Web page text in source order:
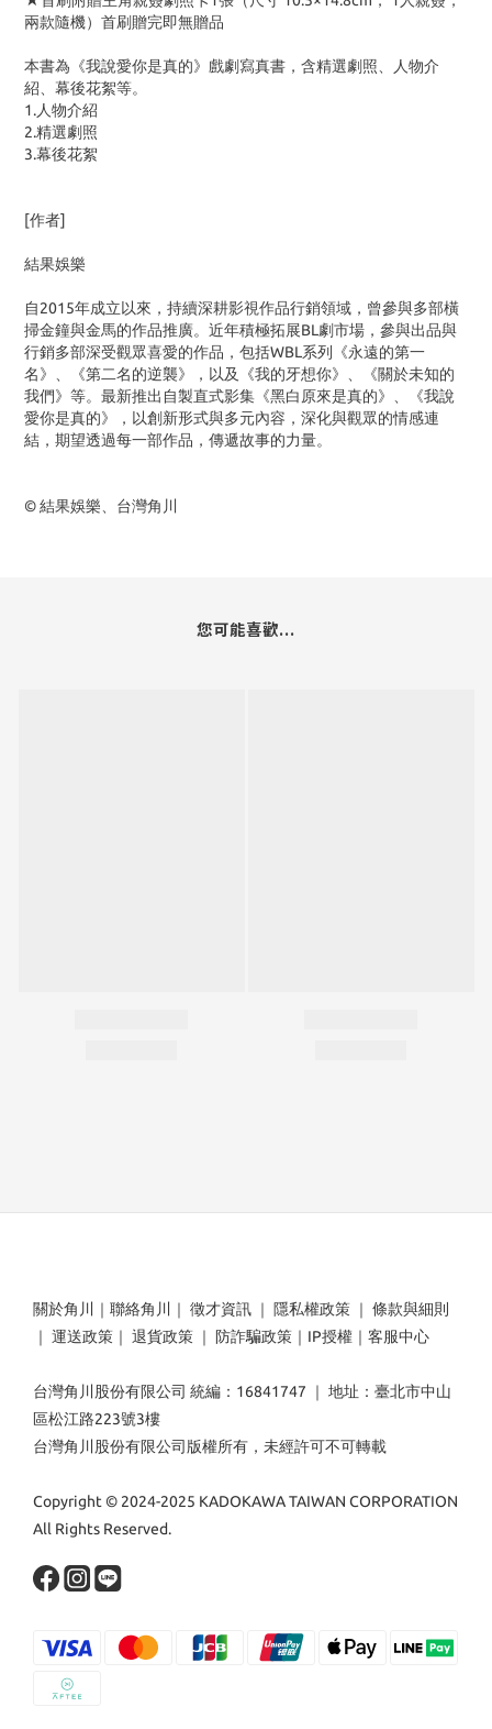
兩款隨機）首刷贈完即無贈品
本書為《我說愛你是真的》戲劇寫真書，含精選劇照、人物介
紹、幕後花絮等。
1.人物介紹
2.精選劇照
3.幕後花絮
[作者]
結果娛樂
自2015年成立以來，持續深耕影視作品行銷領域，曾參與多部橫
掃金鐘與金馬的作品推廣。近年積極拓展BL劇市場，參與出品與
行銷多部深受觀眾喜愛的作品，包括WBL系列《永遠的第一
名》、《第二名的逆襲》，以及《我的牙想你》、《關於未知的
我們》等。最新推出自製直式影集《黑白原來是真的》、《我說
愛你是真的》，以創新形式與多元內容，深化與觀眾的情感連
結，期望透過每一部作品，傳遞故事的力量。
© 結果娛樂、台灣角川
您可能喜歡...
關於角川 ｜ 聯絡角川 ｜ 徵才資訊 ｜ 隱私權政策 ｜ 條款與細則
｜ 運送政策 ｜ 退貨政策 ｜ 防詐騙政策 ｜ IP授權 ｜ 客服中心
台灣角川股份有限公司 統編：16841747 ｜ 地址：臺北市中山
區松江路223號3樓
台灣角川股份有限公司版權所有，未經許可不可轉載
Copyright © 2024-2025 KADOKAWA TAIWAN CORPORATION
All Rights Reserved.